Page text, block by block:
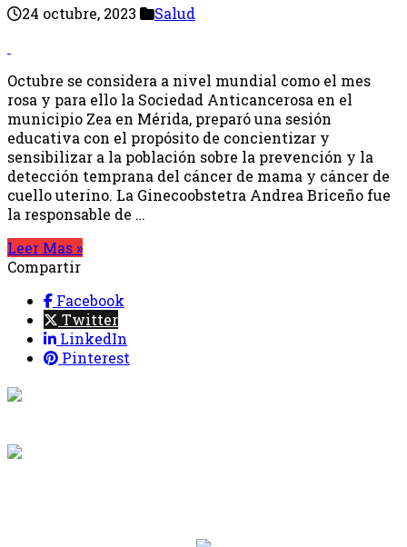
24 octubre, 2023 Salud
Octubre se considera a nivel mundial como el mes
rosa y para ello la Sociedad Anticancerosa en el
municipio Zea en Mérida, preparó una sesión
educativa con el propósito de concientizar y
sensibilizar a la población sobre la prevención y la
detección temprana del cáncer de mama y cáncer de
cuello uterino. La Ginecoobstetra Andrea Briceño fue
la responsable de …
Leer Mas »
Compartir
Facebook
Twitter
LinkedIn
Pinterest